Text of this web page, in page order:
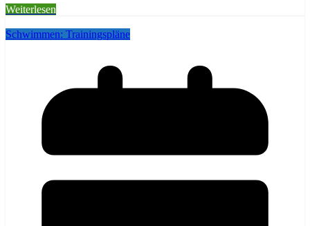
Weiterlesen
Schwimmen: Trainingspläne